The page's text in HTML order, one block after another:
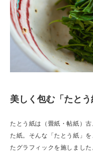
美しく包む「たとう
たとう紙は（畳紙・帖紙）
た紙。そんな「たとう紙」
たグラフィックを施しまし